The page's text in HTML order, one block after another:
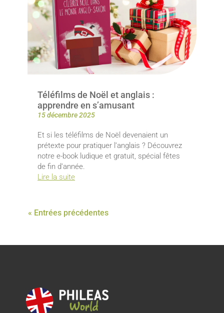
Téléfilms de Noël et anglais :
apprendre en s’amusant
15 décembre 2025
Et si les téléfilms de Noël devenaient un
prétexte pour pratiquer l’anglais ? Découvrez
notre e-book ludique et gratuit, spécial fêtes
de fin d’année.
Lire la suite
« Entrées précédentes